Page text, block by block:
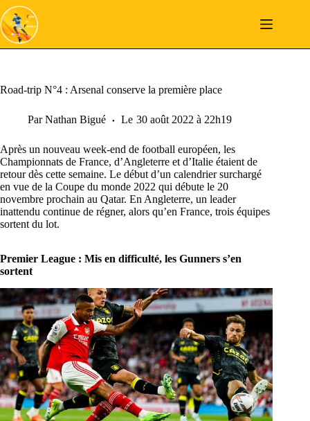
Passer
au
contenu
Road-trip N°4 : Arsenal conserve la première place
Par Nathan Bigué Le 30 août 2022 à 22h19
Après un nouveau week-end de football européen, les
Championnats de France, d’Angleterre et d’Italie étaient de
retour dès cette semaine. Le début d’un calendrier surchargé
en vue de la Coupe du monde 2022 qui débute le 20
novembre prochain au Qatar. En Angleterre, un leader
inattendu continue de régner, alors qu’en France, trois équipes
sortent du lot.
Premier League : Mis en difficulté, les Gunners s’en
sortent